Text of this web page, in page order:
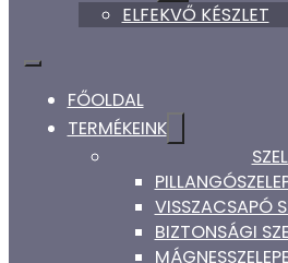
ELFEKVŐ KÉSZLET
FŐOLDAL
TERMÉKEINK
VISSZACSAPÓ
BIZTONSÁGI